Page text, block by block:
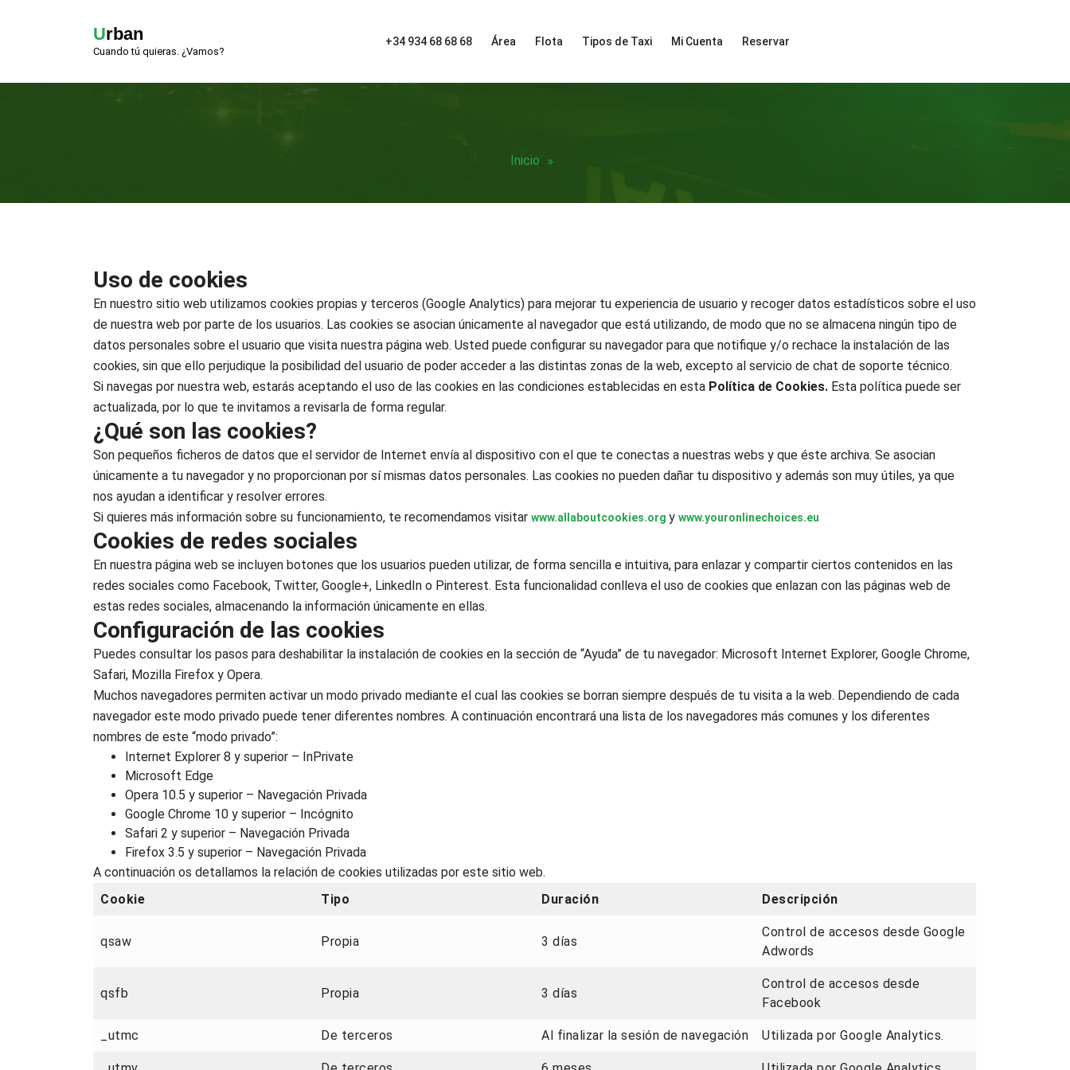
Urban
Cuando tú quieras. ¿Vamos?
+34 934 68 68 68 Área Flota Tipos de Taxi Mi Cuenta Reservar
Inicio
Uso de cookies
En nuestro sitio web utilizamos cookies propias y terceros (Google Analytics) para mejorar tu experiencia de usuario y recoger datos estadísticos sobre el uso
de nuestra web por parte de los usuarios. Las cookies se asocian únicamente al navegador que está utilizando, de modo que no se almacena ningún tipo de
datos personales sobre el usuario que visita nuestra página web. Usted puede configurar su navegador para que notifique y/o rechace la instalación de las
cookies, sin que ello perjudique la posibilidad del usuario de poder acceder a las distintas zonas de la web, excepto al servicio de chat de soporte técnico.
Si navegas por nuestra web, estarás aceptando el uso de las cookies en las condiciones establecidas en esta Política de Cookies. Esta política puede ser
actualizada, por lo que te invitamos a revisarla de forma regular.
¿Qué son las cookies?
Son pequeños ficheros de datos que el servidor de Internet envía al dispositivo con el que te conectas a nuestras webs y que éste archiva. Se asocian
únicamente a tu navegador y no proporcionan por sí mismas datos personales. Las cookies no pueden dañar tu dispositivo y además son muy útiles, ya que
nos ayudan a identificar y resolver errores.
Si quieres más información sobre su funcionamiento, te recomendamos visitar www.allaboutcookies.org y www.youronlinechoices.eu
Cookies de redes sociales
En nuestra página web se incluyen botones que los usuarios pueden utilizar, de forma sencilla e intuitiva, para enlazar y compartir ciertos contenidos en las
redes sociales como Facebook, Twitter, Google+, LinkedIn o Pinterest. Esta funcionalidad conlleva el uso de cookies que enlazan con las páginas web de
estas redes sociales, almacenando la información únicamente en ellas.
Configuración de las cookies
Puedes consultar los pasos para deshabilitar la instalación de cookies en la sección de “Ayuda” de tu navegador: Microsoft Internet Explorer, Google Chrome,
Safari, Mozilla Firefox y Opera.
Muchos navegadores permiten activar un modo privado mediante el cual las cookies se borran siempre después de tu visita a la web. Dependiendo de cada
navegador este modo privado puede tener diferentes nombres. A continuación encontrará una lista de los navegadores más comunes y los diferentes
nombres de este “modo privado”:
Internet Explorer 8 y superior – InPrivate
Microsoft Edge
Opera 10.5 y superior – Navegación Privada
Google Chrome 10 y superior – Incógnito
Safari 2 y superior – Navegación Privada
Firefox 3.5 y superior – Navegación Privada
A continuación os detallamos la relación de cookies utilizadas por este sitio web.
Cookie
Tipo Duración Descripción
qsaw Propia 3 días
Control de accesos desde Google
Adwords
qsfb Propia 3 días
Control de accesos desde
Facebook
_utmc De terceros Al finalizar la sesión de navegación Utilizada por Google Analytics.